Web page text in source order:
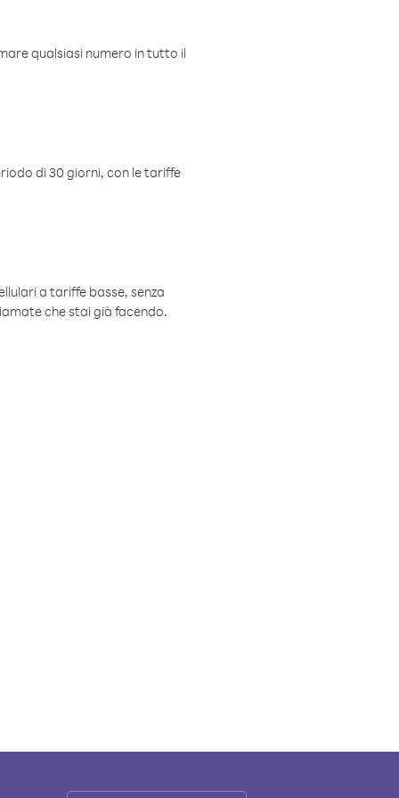
qualsiasi numero in tutto il
di 30 giorni, con le tariffe
a tariffe basse, senza
che stai già facendo.